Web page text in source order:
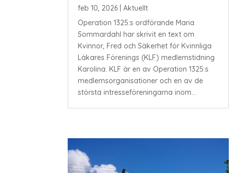
feb 10, 2026 |Aktuellt
Operation 1325:s ordförande Maria
Sommardahl har skrivit en text om
Kvinnor, Fred och Säkerhet för Kvinnliga
Läkares Förenings (KLF) medlemstidning
Karolina. KLF är en av Operation 1325:s
medlemsorganisationer och en av de
största intresseföreningarna inom...